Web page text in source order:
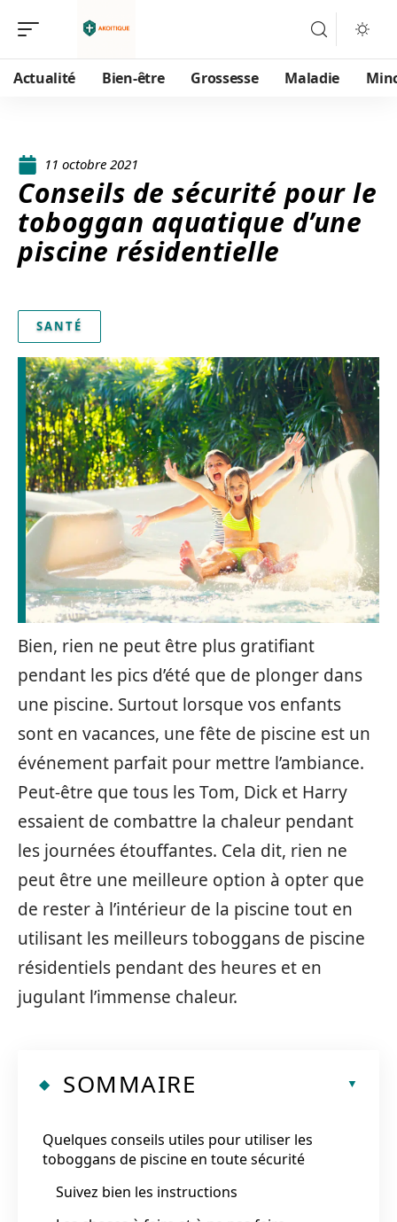
Actualité Bien-être Grossesse Maladie
11 octobre 2021
Conseils de sécurité pour le
toboggan aquatique d’une
piscine résidentielle
SANTÉ
Bien, rien ne peut être plus gratifiant
pendant les pics d’été que de plonger dans
une piscine. Surtout lorsque vos enfants
sont en vacances, une fête de piscine est un
événement parfait pour mettre l’ambiance.
Peut-être que tous les Tom, Dick et Harry
essaient de combattre la chaleur pendant
les journées étouffantes. Cela dit, rien ne
peut être une meilleure option à opter que
de rester à l’intérieur de la piscine tout en
utilisant les meilleurs toboggans de piscine
résidentiels pendant des heures et en
jugulant l’immense chaleur.
SOMMAIRE
Quelques conseils utiles pour utiliser les
toboggans de piscine en toute sécurité
Suivez bien les instructions